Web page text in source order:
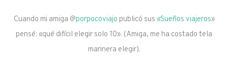
Cuando mi amiga @porpocoviajo publicó sus «Sueños viajeros»
pensé: «qué difícil elegir solo 10». (Amiga, me ha costado tela
marinera elegir).